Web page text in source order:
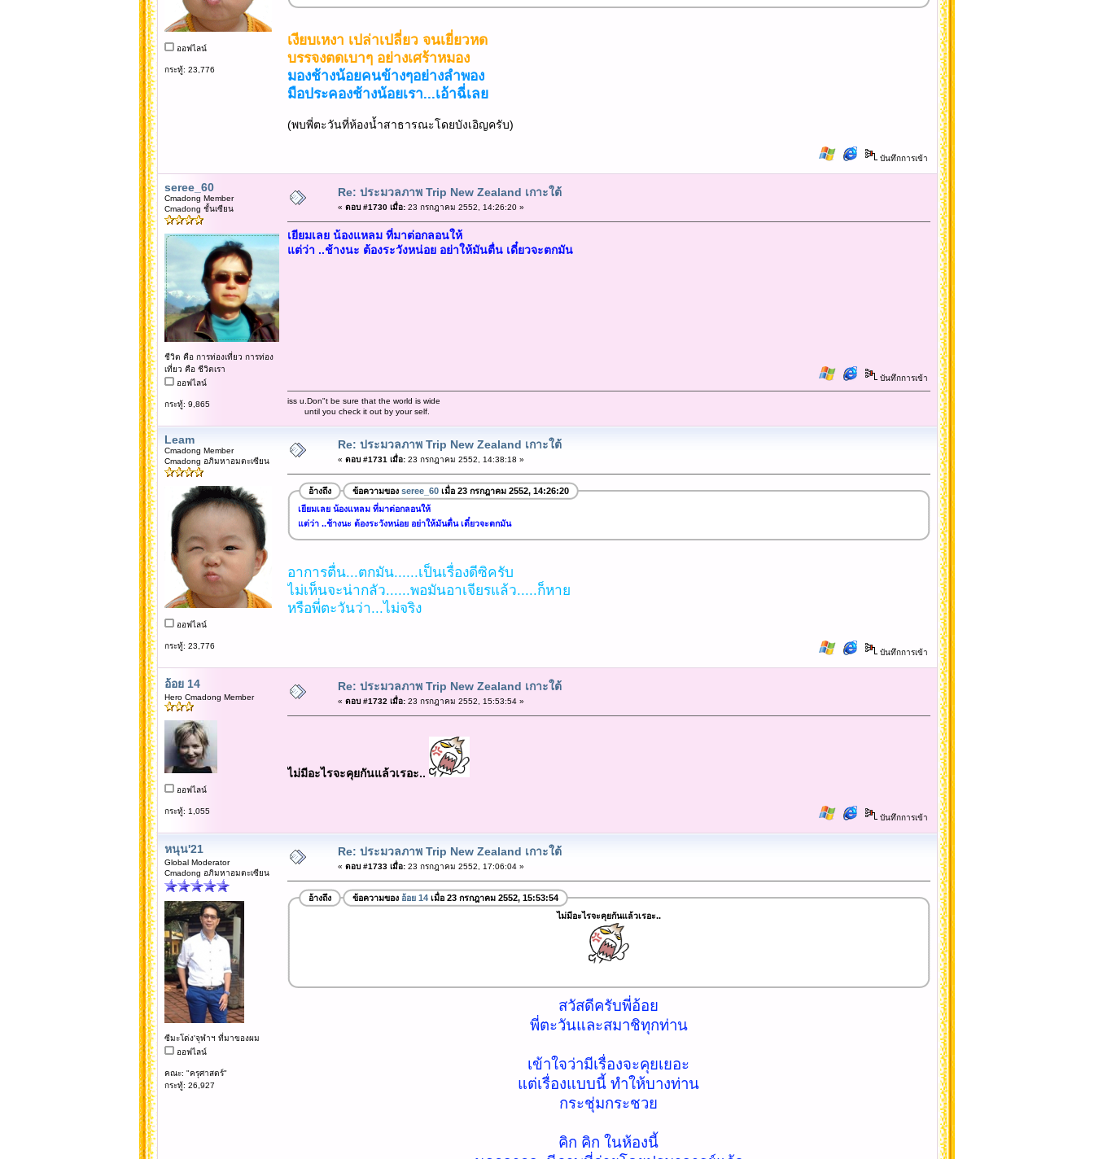
ออฟไลน์
กระทู้: 23,776
เงียบเหงา เปล่าเปลี่ยว จนเยี่ยวหด
บรรจงตดเบาๆ อย่างเศร้าหมอง
มองช้างน้อยคนข้างๆอย่างลำพอง
มือประคองช้างน้อยเรา...เอ้าฉี่เลย
(พบพี่ตะวันที่ห้องน้ำสาธารณะโดยบังเอิญครับ)
บันทึกการเข้า
seree_60
Cmadong Member
Cmadong ชั้นเซียน
ชีวิต คือ การท่องเที่ยว การท่อง
เที่ยว คือ ชีวิตเรา
ออฟไลน์
กระทู้: 9,865
Re: ประมวลภาพ Trip New Zealand เกาะใต้
« ตอบ #1730 เมื่อ:23 กรกฎาคม 2552, 14:26:20 »
เยียมเลย น้องแหลม ที่มาต่อกลอนให้
แต่ว่า ..ช้างนะ ต้องระวังหน่อย อย่าให้มันตื่น เดี๋ยวจะตกมัน
บันทึกการเข้า
iss u.Don"t be sure that the world is wide
until you check it out by your self.
Leam
Cmadong Member
Cmadong อภิมหาอมตะเซียน
ออฟไลน์
กระทู้: 23,776
Re: ประมวลภาพ Trip New Zealand เกาะใต้
« ตอบ #1731 เมื่อ:23 กรกฎาคม 2552, 14:38:18 »
อ้างถึง ข้อความของ seree_60เมื่อ 23 กรกฎาคม 2552, 14:26:20
เยียมเลย น้องแหลม ที่มาต่อกลอนให้
แต่ว่า ..ช้างนะ ต้องระวังหน่อย อย่าให้มันตื่น เดี๋ยวจะตกมัน
อาการตื่น...ตกมัน......เป็นเรื่องดีซิครับ
ไม่เห็นจะน่ากลัว......พอมันอาเจียรแล้ว.....ก็หาย
หรือพี่ตะวันว่า...ไม่จริง
บันทึกการเข้า
อ้อย 14
Hero Cmadong Member
ออฟไลน์
กระทู้: 1,055
Re: ประมวลภาพ Trip New Zealand เกาะใต้
« ตอบ #1732 เมื่อ:23 กรกฎาคม 2552, 15:53:54 »
ไม่มีอะไรจะคุยกันแล้วเรอะ..
บันทึกการเข้า
หนุน'21
Global Moderator
Cmadong อภิมหาอมตะเซียน
ซีมะโด่ง'จุฬาฯ ที่มาของผม
ออฟไลน์
คณะ: "ครุศาสตร์"
กระทู้: 26,927
Re: ประมวลภาพ Trip New Zealand เกาะใต้
« ตอบ #1733 เมื่อ:23 กรกฎาคม 2552, 17:06:04 »
อ้างถึง ข้อความของ อ้อย 14เมื่อ 23 กรกฎาคม 2552, 15:53:54
ไม่มีอะไรจะคุยกันแล้วเรอะ..
สวัสดีครับพี่อ้อย
พี่ตะวันและสมาชิทุกท่าน
เข้าใจว่ามีเรื่องจะคุยเยอะ
แต่เรื่องแบบนี้ ทำให้บางท่าน
กระชุ่มกระชวย
คิก คิก ในห้องนี้